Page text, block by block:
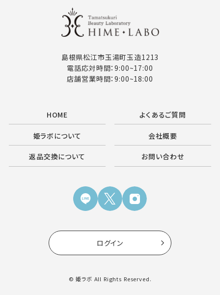
島根県松江市玉湯町玉造1213
電話応対時間：9:00~17:00
店舗営業時間：9:00~18:00
HOME よくあるご質問
姫ラボについて 会社概要
返品交換について お問い合わせ
ログイン
© 姫ラボ All Rights Reserved.